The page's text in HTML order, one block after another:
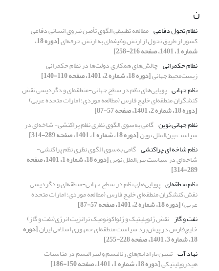
ن
نظام تحول دفاعی مطالعه تطبیقی الگوی تأمین نیروی انسانی دفاعی
کشور از طریق تحول از ارتش وظیفه‌ای به ارتش حرفه‌ای [دوره 18،
شماره 1، 1401، صفحه 216-258]
نظام حکمرانی چالش‌های همکاری‌ دولت‌ها در نظام حکمرانی
زیست‌محیط جهانی[دوره 18، شماره 2، 1401، صفحه 110-140]
نظم جهانی پویایی‌های نظم در سطح جهانی-منطقه‌ای و دگردیسی نقش
کنشگران منطقه‌ای خلیج فارس (مطالعه موردی: امارات متحده عربی)
[دوره 18، شماره 2، 1401، صفحه 57-87]
نظم جهانی نوین گامی به‌سوی الگوی نظری نظم پراکنشی- شاخه‌ای در
سیاست بین‌الملل نوین[دوره 18، شماره 1، 1401، صفحه 289-314]
نظم شاخه ای –پراکنشی گامی به‌سوی الگوی نظری نظم پراکنشی-
شاخه‌ای در سیاست بین‌الملل نوین [دوره 18، شماره 1، 1401، صفحه
289-314]
نظم منطقه‌ای پویایی‌های نظم در سطح جهانی-منطقه‌ای و دگردیسی
نقش کنشگران منطقه‌ای خلیج فارس (مطالعه موردی: امارات متحده
عربی)[دوره 18، شماره 2، 1401، صفحه 57-87]
نفت و گاز نقش ژئوپلیتیک و ژئواکونومیک ترانزیت انرژی(نفت و گاز)
خلیج‌فارس در پیش‌برد سیاست منطقه‌ای جمهوری اسلامی ایران[دوره
18، شماره 3، 1401، صفحه 228-255]
نهاد آب تبیین پارادایم‌های‌‌‌ رئالیسم و لیبرالیسم در مناسبات
هیدروپلیتیکی[دوره 18، شماره 1، 1401، صفحه 150-186]